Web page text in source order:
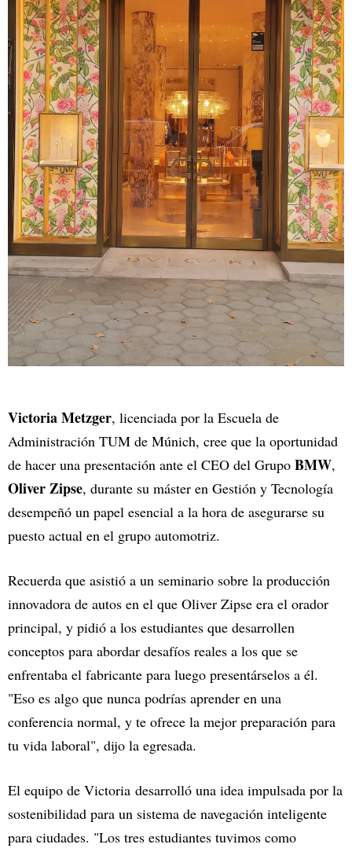
Victoria Metzger, licenciada por la Escuela de
Administración TUM de Múnich, cree que la oportunidad
de hacer una presentación ante el CEO del Grupo BMW,
Oliver Zipse, durante su máster en Gestión y Tecnología
desempeñó un papel esencial a la hora de asegurarse su
puesto actual en el grupo automotriz.
Recuerda que asistió a un seminario sobre la producción
innovadora de autos en el que Oliver Zipse era el orador
principal, y pidió a los estudiantes que desarrollen
conceptos para abordar desafíos reales a los que se
enfrentaba el fabricante para luego presentárselos a él.
"Eso es algo que nunca podrías aprender en una
conferencia normal, y te ofrece la mejor preparación para
tu vida laboral", dijo la egresada.
El equipo de Victoria desarrolló una idea impulsada por la
sostenibilidad para un sistema de navegación inteligente
para ciudades. "Los tres estudiantes tuvimos como